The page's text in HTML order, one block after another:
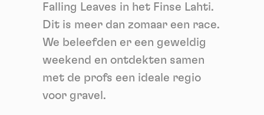
Falling Leaves in het Finse Lahti.
Dit is meer dan zomaar een race.
We beleefden er een geweldig
weekend en ontdekten samen
met de profs een ideale regio
voor gravel.